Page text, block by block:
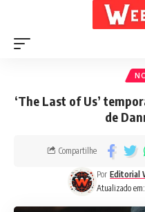
‘The Last of Us’
de
Atualizado
Por Editorial
Compartilhe